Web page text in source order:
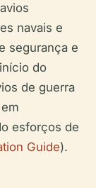
navais e
segurança e
do
de guerra
esforços de
Guide).